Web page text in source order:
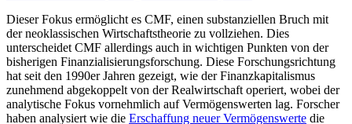
Dieser Fokus ermöglicht es CMF, einen substanziellen Bruch mit
der neoklassischen Wirtschaftstheorie zu vollziehen. Dies
unterscheidet CMF allerdings auch in wichtigen Punkten von der
bisherigen Finanzialisierungsforschung. Diese Forschungsrichtung
hat seit den 1990er Jahren gezeigt, wie der Finanzkapitalismus
zunehmend abgekoppelt von der Realwirtschaft operiert, wobei der
analytische Fokus vornehmlich auf Vermögenswerten lag. Forscher
haben analysiert wie die Erschaffung neuer Vermögenswerte die